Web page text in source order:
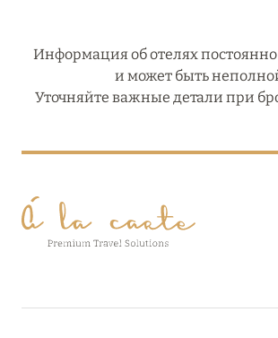
Информация об отелях постоянно
и может быть
Уточняйте важные детали при